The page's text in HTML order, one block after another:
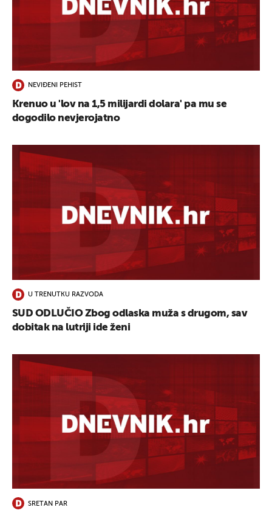
NEVIĐENI PEHIST
Krenuo u 'lov na 1,5 milijardi dolara' pa mu se
dogodilo nevjerojatno
U TRENUTKU RAZVODA
SUD ODLUČIO Zbog odlaska muža s drugom, sav
dobitak na lutriji ide ženi
SRETAN PAR
UKLJUČITE NOTIFIKACIJE